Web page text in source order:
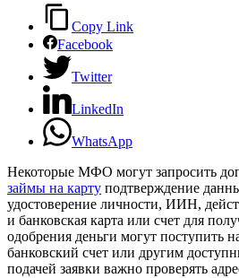
Copy Link
Facebook
Twitter
LinkedIn
WhatsApp
Некоторые МФО могут запросить
займы на карту подтверждение
удостоверение личности, ИИН,
и банковская карта или счет для
одобрения деньги могут поступить
банковский счет или другим
подачей заявки важно проверять